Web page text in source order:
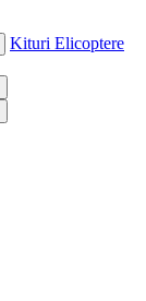
Kituri Elicoptere